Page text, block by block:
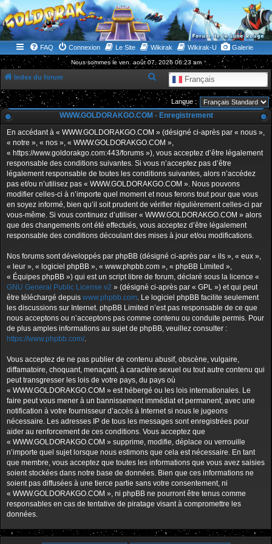
WWW.GOLDORAKGO.COM
le site de la Lune Rouge
FAQ Connexion Le Site Wikirak Wikirak-U Galerie
Nous sommes le ven. août 07, 2026 06:23 am
Index du forum Français
e
c
h
e
c
h
e
r
Langue :
WWW.GOLDORAKGO.COM - Enregistrement
En accédant à « WWW.GOLDORAKGO.COM » (désigné ci-après par « nous »,
« notre », « nos », « WWW.GOLDORAKGO.COM »,
« https://www.goldorakgo.com:443/forums »), vous acceptez d’être légalement
responsable des conditions suivantes. Si vous n’acceptez pas d’être
légalement responsable de toutes les conditions suivantes, alors n’accédez
pas et/ou n’utilisez pas « WWW.GOLDORAKGO.COM ». Nous pouvons
modifier celles-ci à n’importe quel moment et nous ferons tout pour que vous
en soyez informé, bien qu’il soit prudent de vérifier régulièrement celles-ci par
vous-même. Si vous continuez d’utiliser « WWW.GOLDORAKGO.COM » alors
que des changements ont été effectués, vous acceptez d’être légalement
responsable des conditions découlant des mises à jour et/ou modifications.
Nos forums sont développés par phpBB (désigné ci-après par « ils », « eux »,
« leur », « logiciel phpBB », « www.phpbb.com », « phpBB Limited »,
« Équipes phpBB ») qui est un script libre de forum, déclaré sous la licence «
GNU General Public License v2 » (désigné ci-après par « GPL ») et qui peut
être téléchargé depuis www.phpbb.com. Le logiciel phpBB facilite seulement
les discussions sur Internet. phpBB Limited n’est pas responsable de ce que
nous acceptons ou n’acceptons pas comme contenu ou conduite permis. Pour
de plus amples informations au sujet de phpBB, veuillez consulter :
https://www.phpbb.com/.
Vous acceptez de ne pas publier de contenu abusif, obscène, vulgaire,
diffamatoire, choquant, menaçant, à caractère sexuel ou tout autre contenu qui
peut transgresser les lois de votre pays, du pays où
« WWW.GOLDORAKGO.COM » est hébergé ou les lois internationales. Le
faire peut vous mener à un bannissement immédiat et permanent, avec une
notification à votre fournisseur d’accès à Internet si nous le jugeons
nécessaire. Les adresses IP de tous les messages sont enregistrées pour
aider au renforcement de ces conditions. Vous acceptez que
« WWW.GOLDORAKGO.COM » supprime, modifie, déplace ou verrouille
n’importe quel sujet lorsque nous estimons que cela est nécessaire. En tant
que membre, vous acceptez que toutes les informations que vous avez saisies
soient stockées dans notre base de données. Bien que ces informations ne
soient pas diffusées à une tierce partie sans votre consentement, ni
« WWW.GOLDORAKGO.COM », ni phpBB ne pourront être tenus comme
responsables en cas de tentative de piratage visant à compromettre les
données.